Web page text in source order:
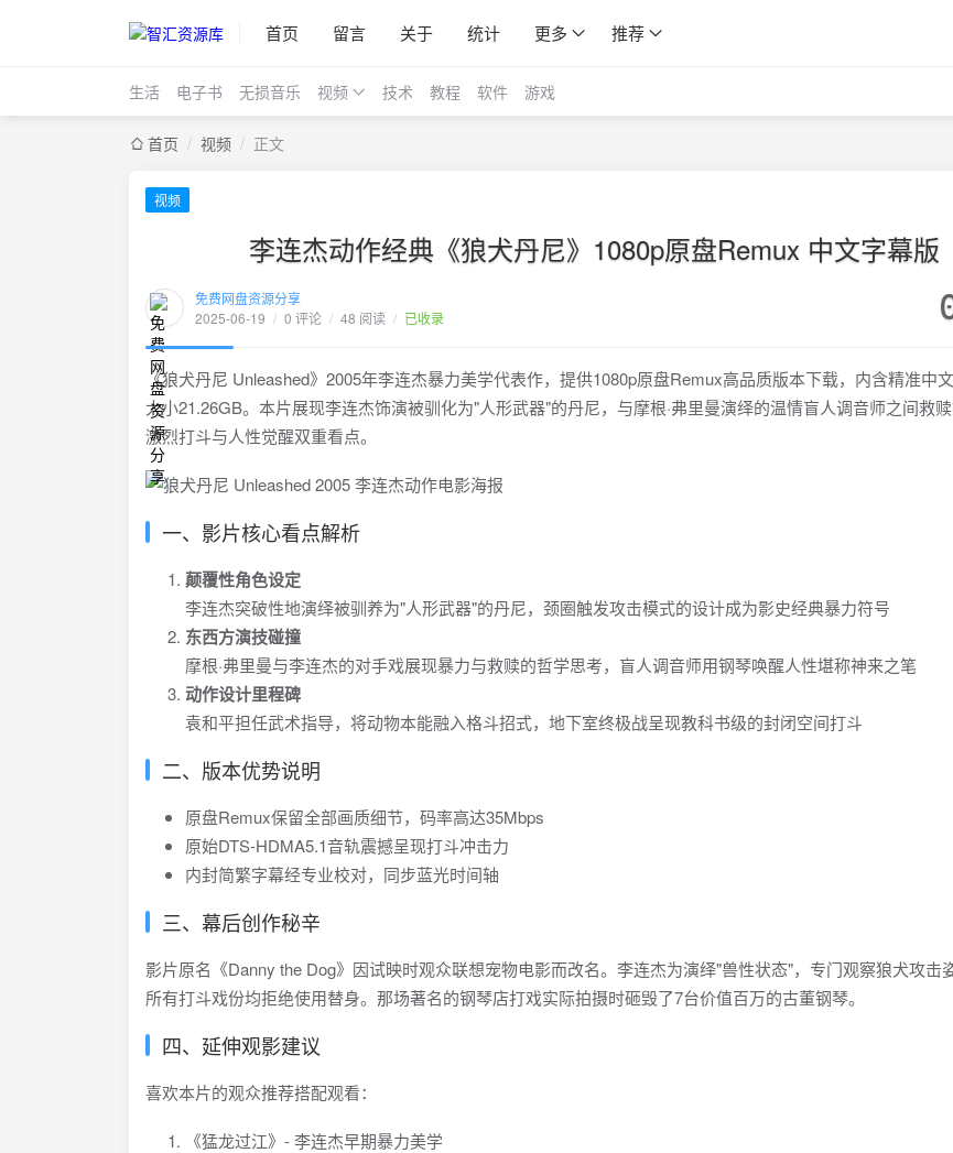
首页 留言 关于 统计 更多 推荐
生活 电子书 无损音乐 视频 技术 教程 软件 游戏
首页 / 视频 / 正文
视频
李连杰动作经典《狼犬丹尼》1080p原盘Remux 中文字幕版
免费网盘资源分享
2025-06-19 / 0 评论 / 48 阅读 / 已收录
《狼犬丹尼 Unleashed》2005年李连杰暴力美学代表作，提供1080p原盘Remux高品质版本下载，内含精准中
大小21.26GB。本片展现李连杰饰演被驯化为"人形武器"的丹尼，与摩根·弗里曼演绎的温情盲人调音师之间救
激烈打斗与人性觉醒双重看点。
一、影片核心看点解析
颠覆性角色设定
李连杰突破性地演绎被驯养为"人形武器"的丹尼，颈圈触发攻击模式的设计成为影史经典暴力符号
东西方演技碰撞
摩根·弗里曼与李连杰的对手戏展现暴力与救赎的哲学思考，盲人调音师用钢琴唤醒人性堪称神来之笔
动作设计里程碑
袁和平担任武术指导，将动物本能融入格斗招式，地下室终极战呈现教科书级的封闭空间打斗
二、版本优势说明
原盘Remux保留全部画质细节，码率高达35Mbps
原始DTS-HDMA5.1音轨震撼呈现打斗冲击力
内封简繁字幕经专业校对，同步蓝光时间轴
三、幕后创作秘辛
影片原名《Danny the Dog》因试映时观众联想宠物电影而改名。李连杰为演绎"兽性状态"，专门观察狼犬攻击
所有打斗戏份均拒绝使用替身。那场著名的钢琴店打戏实际拍摄时砸毁了7台价值百万的古董钢琴。
四、延伸观影建议
喜欢本片的观众推荐搭配观看：
《猛龙过江》- 李连杰早期暴力美学